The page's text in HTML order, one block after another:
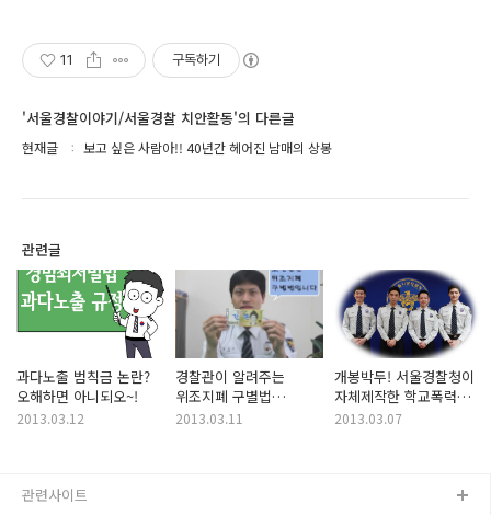
11 구독하기
'서울경찰이야기/서울경찰 치안활동'의 다른글
현재글 보고 싶은 사람아!! 40년간 헤어진 남매의 상봉
관련글
과다노출 범칙금 논란?
오해하면 아니되오~!
2013.03.12
경찰관이 알려주는
위조지폐 구별법
(오만원)
2013.03.11
개봉박두! 서울경찰청이
자체제작한 학교폭력
근절 영화 "늦은후..愛"
2013.03.07
관련사이트